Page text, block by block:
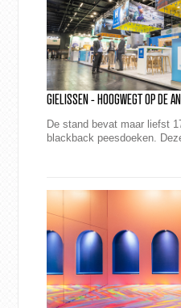
GIELISSEN - HOOGWEGT OP DE
De stand bevat maar liefst
blackback peesdoeken.